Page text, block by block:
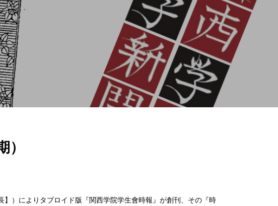
（ポプラ）タブー視される
「涙」を乗り越えるのは、発想
の転換
性
）によりタブロイド版『関西学院学生會時報』が創刊、その『時